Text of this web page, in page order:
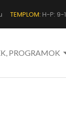
TEMPLOM: H-P: 9-
PROGRAMOK